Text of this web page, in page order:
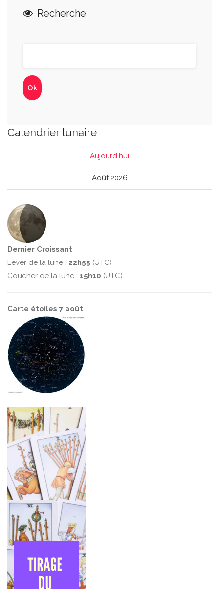
Recherche
Calendrier lunaire
Aujourd'hui
Août 2026
Dernier Croissant
Lever de la lune : 22h55 (UTC)
Coucher de la lune : 15h10 (UTC)
Carte étoiles 7 août